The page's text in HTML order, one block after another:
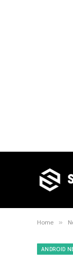
Home »
ANDROID